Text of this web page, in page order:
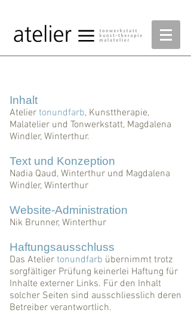
Inhalt
Atelier tonundfarb, Kunsttherapie,
Malatelier und Tonwerkstatt, Magdalena
Windler, Winterthur.
Text und Konzeption
Nadia Qaud, Winterthur und Magdalena
Windler, Winterthur
Website-Administration
Nik Brunner, Winterthur
Haftungsausschluss
Das Atelier tonundfarb übernimmt trotz
sorgfältiger Prüfung keinerlei Haftung für
Inhalte externer Links. Für den Inhalt
solcher Seiten sind ausschliesslich deren
Betreiber verantwortlich.